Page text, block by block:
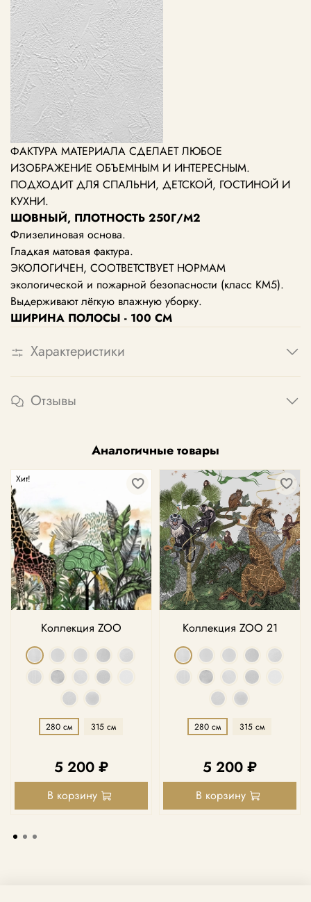
ФАКТУРА МАТЕРИАЛА СДЕЛАЕТ ЛЮБОЕ
ИЗОБРАЖЕНИЕ ОБЪЕМНЫМ И ИНТЕРЕСНЫМ.
ПОДХОДИТ ДЛЯ СПАЛЬНИ, ДЕТСКОЙ, ГОСТИНОЙ И
КУХНИ.
ШОВНЫЙ, ПЛОТНОСТЬ 250Г/М2
Флизелиновая основа.
Гладкая матовая фактура.
ЭКОЛОГИЧЕН, СООТВЕТСТВУЕТ НОРМАМ
экологической и пожарной безопасности (класс КМ5).
Выдерживают лёгкую влажную уборку.
ШИРИНА ПОЛОСЫ - 100 СМ
Характеристики
Отзывы
Аналогичные товары
Хит!
Коллекция ZOO
280 см 315 см
5 200 ₽
В корзину
Коллекция ZOO 21
280 см 315 см
5 200 ₽
В корзину